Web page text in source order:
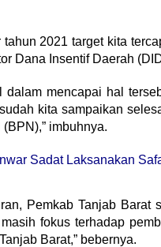
tahun 2021 target kita
Dana Insentif Daerah
dalam mencapai hal
kita sampaikan
imbuhnya.
Sadat Laksanakan
Pemkab Tanjab Barat
fokus terhadap
Barat,” bebernya.